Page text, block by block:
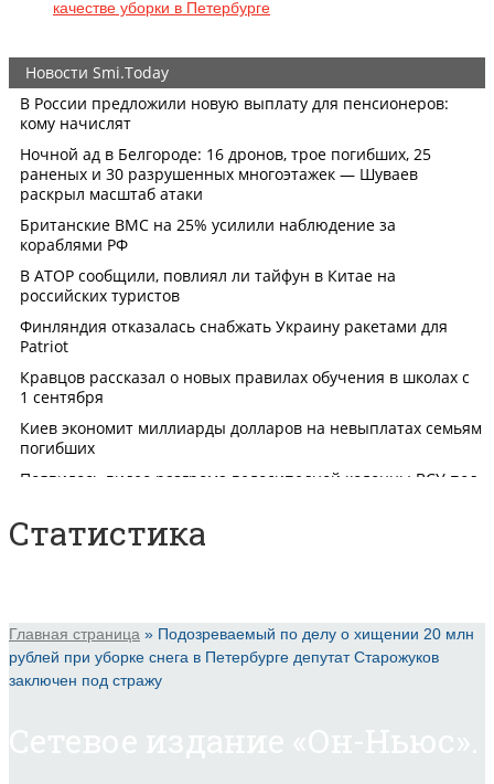
качестве уборки в Петербурге
Статистика
Главная страница » Подозреваемый по делу о хищении 20 млн
рублей при уборке снега в Петербурге депутат Старожуков
заключен под стражу